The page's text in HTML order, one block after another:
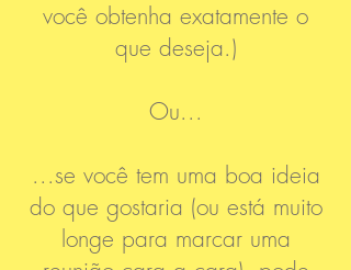
você obtenha exatamente o
que deseja.)
Ou...
...se você tem uma boa ideia
do que gostaria (ou está muito
longe para marcar uma